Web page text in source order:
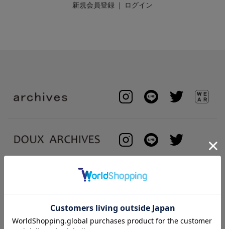
新規会員登録 ｜ ログイン